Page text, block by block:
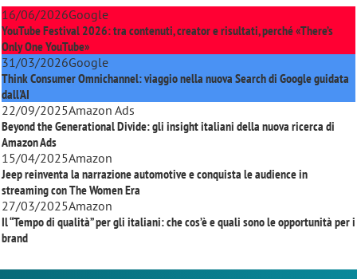
16/06/2026Google
YouTube Festival 2026: tra contenuti, creator e risultati, perché «There’s
Only One YouTube»
31/03/2026Google
Think Consumer Omnichannel: viaggio nella nuova Search di Google guidata
dall'AI
22/09/2025Amazon Ads
Beyond the Generational Divide: gli insight italiani della nuova ricerca di
Amazon Ads
15/04/2025Amazon
Jeep reinventa la narrazione automotive e conquista le audience in
streaming conThe Women Era
27/03/2025Amazon
Il “Tempo di qualità” per gli italiani: che cos’è e quali sono le opportunità per i
brand